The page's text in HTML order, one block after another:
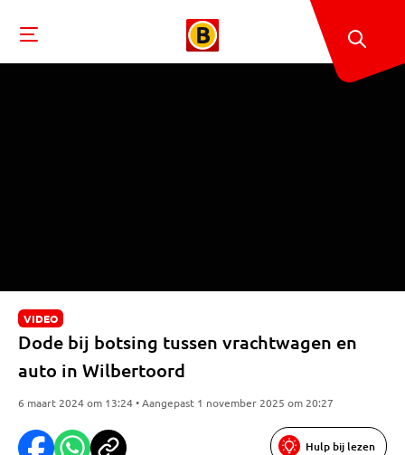
VIDEO
Dode bij botsing tussen vrachtwagen en
auto in Wilbertoord
6 maart 2024 om 13:24 • Aangepast 1 november 2025 om 20:27
Hulp bij lezen